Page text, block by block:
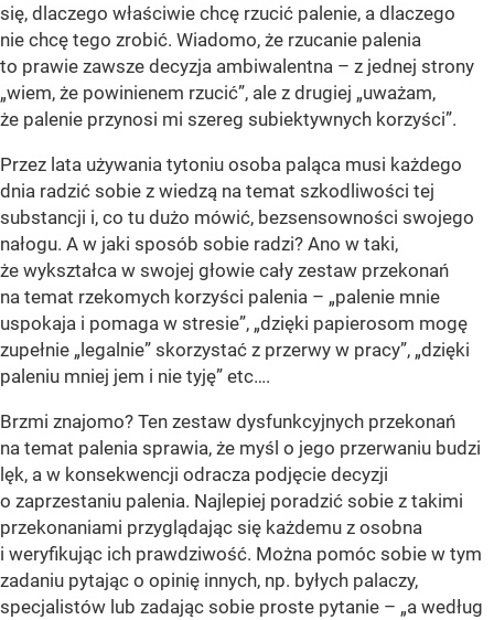
się, dlaczego właściwie chcę rzucić palenie, a dlaczego
nie chcę tego zrobić. Wiadomo, że rzucanie palenia
to prawie zawsze decyzja ambiwalentna – z jednej strony
„wiem, że powinienem rzucić”, ale z drugiej „uważam,
że palenie przynosi mi szereg subiektywnych korzyści”.
Przez lata używania tytoniu osoba paląca musi każdego
dnia radzić sobie z wiedzą na temat szkodliwości tej
substancji i, co tu dużo mówić, bezsensowności swojego
nałogu. A w jaki sposób sobie radzi? Ano w taki,
że wykształca w swojej głowie cały zestaw przekonań
na temat rzekomych korzyści palenia – „palenie mnie
uspokaja i pomaga w stresie”, „dzięki papierosom mogę
zupełnie „legalnie” skorzystać z przerwy w pracy”, „dzięki
paleniu mniej jem i nie tyję” etc….
Brzmi znajomo? Ten zestaw dysfunkcyjnych przekonań
na temat palenia sprawia, że myśl o jego przerwaniu budzi
lęk, a w konsekwencji odracza podjęcie decyzji
o zaprzestaniu palenia. Najlepiej poradzić sobie z takimi
przekonaniami przyglądając się każdemu z osobna
i weryfikując ich prawdziwość. Można pomóc sobie w tym
zadaniu pytając o opinię innych, np. byłych palaczy,
specjalistów lub zadając sobie proste pytanie – „a według